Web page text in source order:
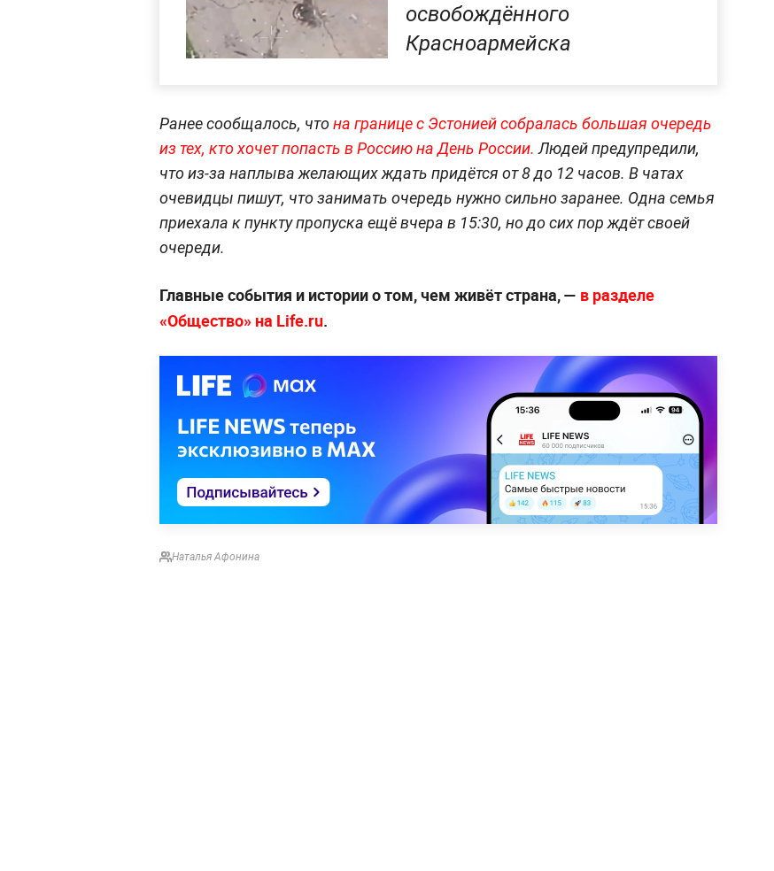
освобождённого
Красноармейска
Ранее сообщалось, чтона границе с Эстонией собралась большая очередь
из тех, кто хочет попасть в Россию на День России. Людей предупредили,
что из-за наплыва желающих ждать придётся от 8 до 12 часов. В чатах
очевидцы пишут, что занимать очередь нужно сильно заранее. Одна семья
приехала к пункту пропуска ещё вчера в 15:30, но до сих пор ждёт своей
очереди.
Главные события и истории о том, чем живёт страна, — в разделе
«Общество» на Life.ru.
Наталья Афонина